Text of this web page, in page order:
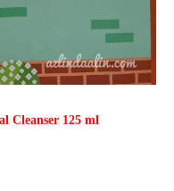
Cleanser 125 ml